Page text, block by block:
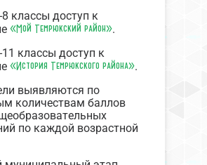
8 классы доступ к
«Мой Темрюкский район».
11 классы доступ к
«История Темрюкского района».
выявляются по
количествам баллов
по каждой возрастной